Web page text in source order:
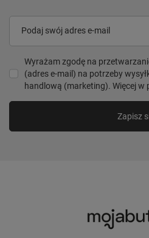
Podaj swój adres e-mail
Wyrażam zgodę na
(adres e-mail) na potrzeby
handlową (marketing). Więcej w
Zapisz